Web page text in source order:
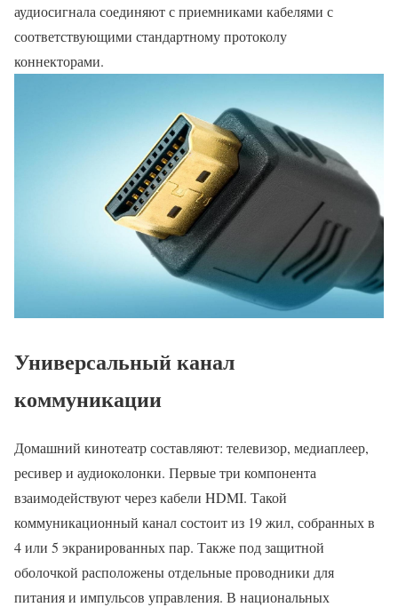
аудиосигнала соединяют с приемниками кабелями с
соответствующими стандартному протоколу
коннекторами.
Универсальный канал
коммуникации
Домашний кинотеатр составляют: телевизор, медиаплеер,
ресивер и аудиоколонки. Первые три компонента
взаимодействуют через кабели HDMI. Такой
коммуникационный канал состоит из 19 жил, собранных в
4 или 5 экранированных пар. Также под защитной
оболочкой расположены отдельные проводники для
питания и импульсов управления. В национальных